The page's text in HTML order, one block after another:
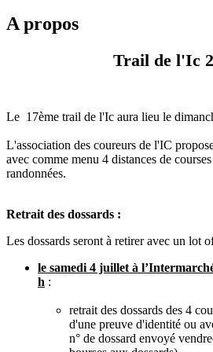
A propos
Trail de l'Ic
Le 17ème trail de l'Ic aura lieu le
L'association des coureurs de l'IC
avec comme menu 4 distances de
randonnées.
Retrait des dossards :
Les dossards seront à retirer avec un lot
le samedi 4 juillet à
h :
retrait des dossards des 4
d'une preuve d'identité ou
n° de dossard envoyé